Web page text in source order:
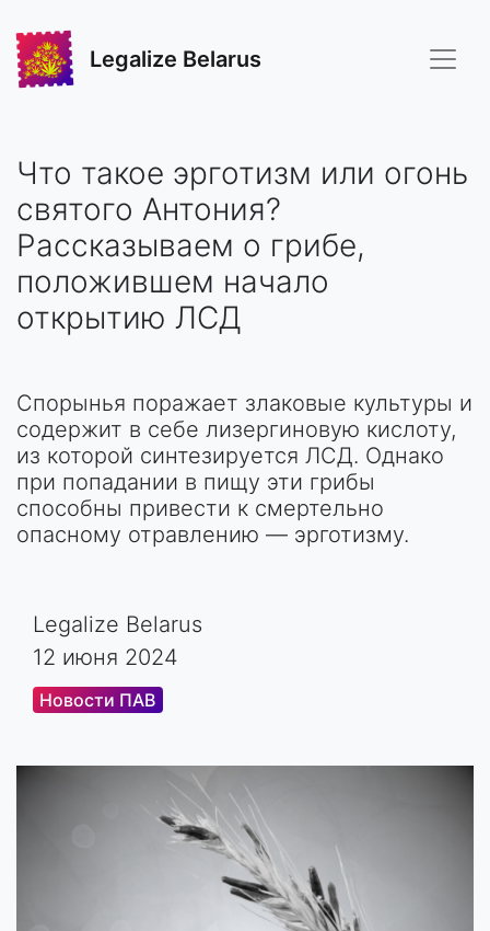
Legalize Belarus
Что такое эрготизм или огонь
святого Антония?
Рассказываем о грибе,
положившем начало
открытию ЛСД
Спорынья поражает злаковые культуры и
содержит в себе лизергиновую кислоту,
из которой синтезируется ЛСД. Однако
при попадании в пищу эти грибы
способны привести к смертельно
опасному отравлению — эрготизму.
Legalize Belarus
12 июня 2024
Новости ПАВ